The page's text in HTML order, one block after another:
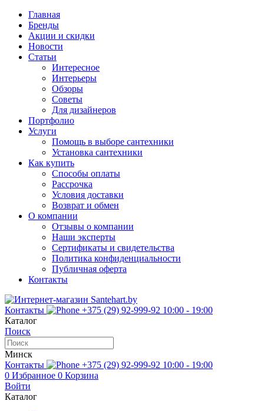
Главная
Бренды
Акции и скидки
Новости
Статьи
Интересное
Интерьеры
Обзоры
Советы
Для дизайнеров
Портфолио
Услуги
Помощь в выборе сантехники
Установка сантехники
Как купить
Способы оплаты
Рассрочка
Условия доставки
Возврат и обмен
О компании
Отзывы о компании
Наши эксперты
Сертификаты и свидетельства
Политика конфиденциальности
Публичная оферта
Контакты
Контакты +375 (29) 92-999-92 10:00 - 19:00
Каталог
Поиск
Минск
Контакты
+375 (29) 92-999-92 10:00 - 19:00
0 Избранное 0 Корзина
Войти
Каталог